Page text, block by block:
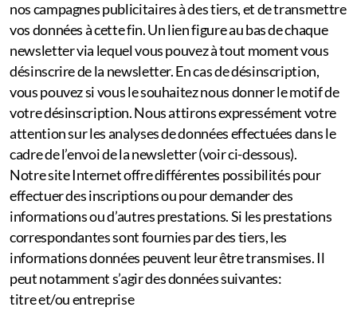
nos campagnes publicitaires à des tiers, et de transmettre
vos données à cette fin. Un lien figure au bas de chaque
newsletter via lequel vous pouvez à tout moment vous
désinscrire de la newsletter. En cas de désinscription,
vous pouvez si vous le souhaitez nous donner le motif de
votre désinscription. Nous attirons expressément votre
attention sur les analyses de données effectuées dans le
cadre de l’envoi de la newsletter (voir ci-dessous).
Notre site Internet offre différentes possibilités pour
effectuer des inscriptions ou pour demander des
informations ou d’autres prestations. Si les prestations
correspondantes sont fournies par des tiers, les
informations données peuvent leur être transmises. Il
peut notamment s’agir des données suivantes:
titre et/ou entreprise